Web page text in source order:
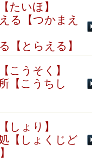
たいほ】
る【つかまえ
【とらえる】
こうそく】
【こうちし
しょり】
【しょくじど